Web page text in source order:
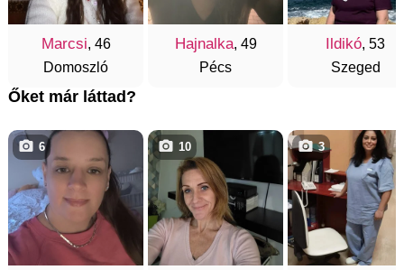
Marcsi, 46
Domoszló
Hajnalka, 49
Pécs
Ildikó, 53
Szeged
Őket már láttad?
6 10 3